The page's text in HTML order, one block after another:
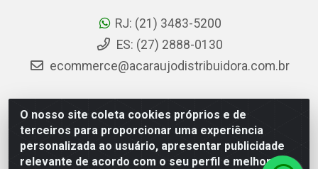
O nosso site coleta cookies próprios e de
terceiros para proporcionar uma experiência
personalizada ao usuário, apresentar publicidade
relevante de acordo com o seu perfil e melhorar a
RJ: (21) 3483-5200
ES: (27) 2888-0130
ecommerce@acaraujodistribuidora.com.br
AC Araujo Distribuidora - Rua Carneiro de Campos, 42 -
São Cristóvão, Rio de Janeiro/RJ - CEP 20.920-410 -
CNPJ 08.744.753/0003-85